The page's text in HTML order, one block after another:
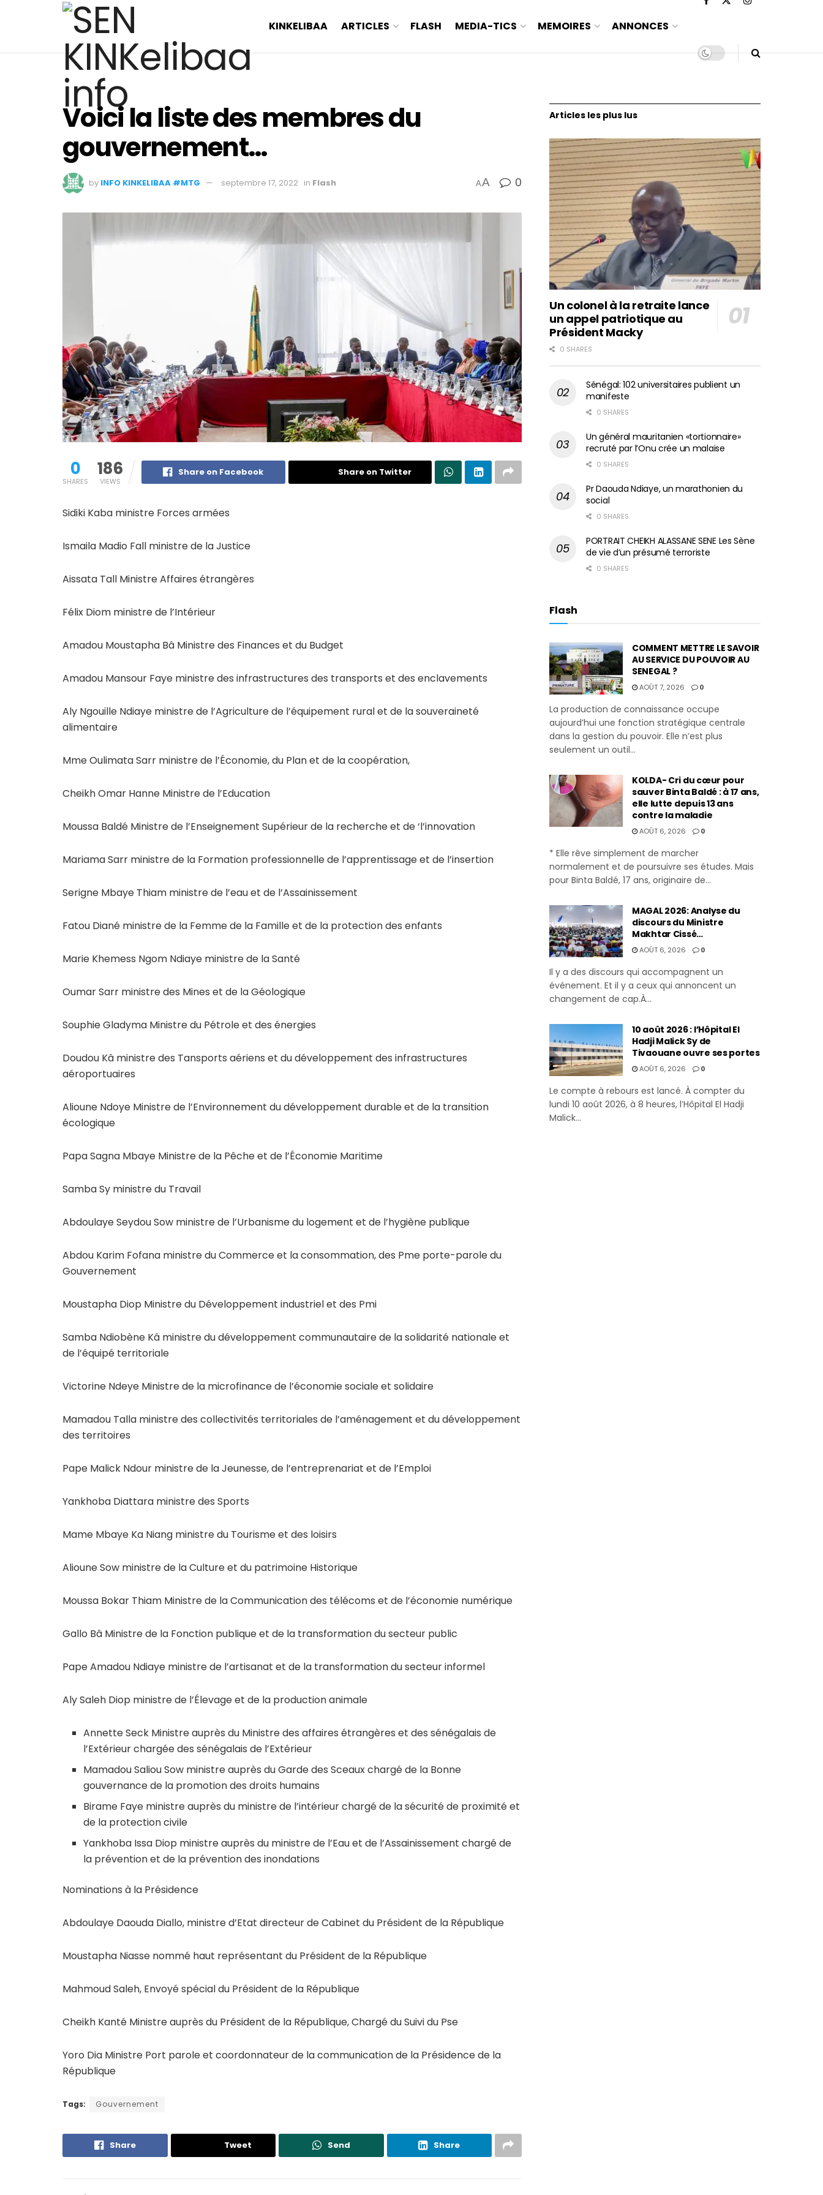
KINKELIBAA ARTICLES FLASH MEDIA-TICS MEMOIRES ANNONCES
Voici la liste des membres du
gouvernement…
by INFO KINKELIBAA #MTG septembre 17, 2022 in Flash AA 0
0
SHARES
186
VIEWS
Share on Facebook Share on Twitter
Sidiki Kaba ministre Forces armées
Ismaila Madio Fall ministre de la Justice
Aissata Tall Ministre Affaires étrangères
Félix Diom ministre de l’Intérieur
Amadou Moustapha Bâ Ministre des Finances et du Budget
Amadou Mansour Faye ministre des infrastructures des transports et des enclavements
Aly Ngouille Ndiaye ministre de l’Agriculture de l’équipement rural et de la souveraineté
alimentaire
Mme Oulimata Sarr ministre de l’Économie, du Plan et de la coopération,
Cheikh Omar Hanne Ministre de l’Education
Moussa Baldé Ministre de l’Enseignement Supérieur de la recherche et de ‘l’innovation
Mariama Sarr ministre de la Formation professionnelle de l’apprentissage et de l’insertion
Serigne Mbaye Thiam ministre de l’eau et de l’Assainissement
Fatou Diané ministre de la Femme de la Famille et de la protection des enfants
Marie Khemess Ngom Ndiaye ministre de la Santé
Oumar Sarr ministre des Mines et de la Géologique
Souphie Gladyma Ministre du Pétrole et des énergies
Doudou Kâ ministre des Tansports aériens et du développement des infrastructures
aéroportuaires
Alioune Ndoye Ministre de l’Environnement du développement durable et de la transition
écologique
Papa Sagna Mbaye Ministre de la Pêche et de l’Économie Maritime
Samba Sy ministre du Travail
Abdoulaye Seydou Sow ministre de l’Urbanisme du logement et de l’hygiène publique
Abdou Karim Fofana ministre du Commerce et la consommation, des Pme porte-parole du
Gouvernement
Moustapha Diop Ministre du Développement industriel et des Pmi
Samba Ndiobène Kâ ministre du développement communautaire de la solidarité nationale et
de l’équipé territoriale
Victorine Ndeye Ministre de la microfinance de l’économie sociale et solidaire
Mamadou Talla ministre des collectivités territoriales de l’aménagement et du développement
des territoires
Pape Malick Ndour ministre de la Jeunesse, de l’entreprenariat et de l’Emploi
Yankhoba Diattara ministre des Sports
Mame Mbaye Ka Niang ministre du Tourisme et des loisirs
Alioune Sow ministre de la Culture et du patrimoine Historique
Moussa Bokar Thiam Ministre de la Communication des télécoms et de l’économie numérique
Gallo Bâ Ministre de la Fonction publique et de la transformation du secteur public
Pape Amadou Ndiaye ministre de l’artisanat et de la transformation du secteur informel
Aly Saleh Diop ministre de l’Élevage et de la production animale
Annette Seck Ministre auprès du Ministre des affaires étrangères et des sénégalais de
l’Extérieur chargée des sénégalais de l’Extérieur
Mamadou Saliou Sow ministre auprès du Garde des Sceaux chargé de la Bonne
gouvernance de la promotion des droits humains
Birame Faye ministre auprès du ministre de l’intérieur chargé de la sécurité de proximité et
de la protection civile
Yankhoba Issa Diop ministre auprès du ministre de l’Eau et de l’Assainissement chargé de
la prévention et de la prévention des inondations
Nominations à la Présidence
Abdoulaye Daouda Diallo, ministre d’Etat directeur de Cabinet du Président de la République
Moustapha Niasse nommé haut représentant du Président de la République
Mahmoud Saleh, Envoyé spécial du Président de la République
Cheikh Kanté Ministre auprès du Président de la République, Chargé du Suivi du Pse
Yoro Dia Ministre Port parole et coordonnateur de la communication de la Présidence de la
République
Tags: Gouvernement
Share Tweet Send Share
Articles les plus lus
Un colonel à la retraite lance
un appel patriotique au
Président Macky
0 SHARES
Sénégal: 102 universitaires publient un
manifeste
0 SHARES
Un général mauritanien «tortionnaire»
recruté par l’Onu crée un malaise
0 SHARES
Pr Daouda Ndiaye, un marathonien du
social
0 SHARES
PORTRAIT CHEIKH ALASSANE SENE Les Sène
de vie d’un présumé terroriste
0 SHARES
Flash
COMMENT METTRE LE SAVOIR
AU SERVICE DU POUVOIR AU
SENEGAL ?
AOÛT 7, 2026 0
La production de connaissance occupe
aujourd’hui une fonction stratégique centrale
dans la gestion du pouvoir. Elle n’est plus
seulement un outil...
KOLDA- Cri du cœur pour
sauver Binta Baldé : à 17 ans,
elle lutte depuis 13 ans
contre la maladie
AOÛT 6, 2026 0
* Elle rêve simplement de marcher
normalement et de poursuivre ses études. Mais
pour Binta Baldé, 17 ans, originaire de...
MAGAL 2026: Analyse du
discours du Ministre
Makhtar Cissé…
AOÛT 6, 2026 0
Il y a des discours qui accompagnent un
événement. Et il y a ceux qui annoncent un
changement de cap.À...
10 août 2026 : l’Hôpital El
Hadji Malick Sy de
Tivaouane ouvre ses portes
AOÛT 6, 2026 0
Le compte à rebours est lancé. À compter du
lundi 10 août 2026, à 8 heures, l’Hôpital El Hadji
Malick...